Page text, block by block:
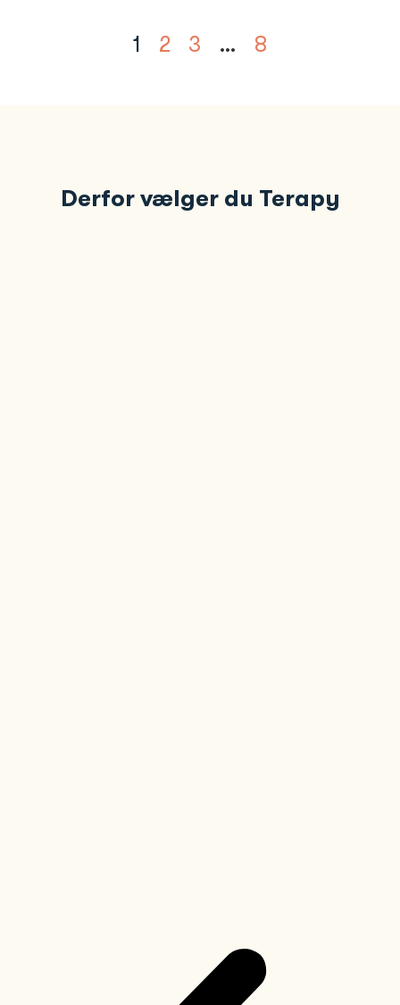
1 2 3 … 8
Derfor vælger du Terapy